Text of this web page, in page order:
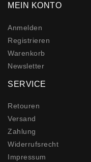
MEIN KONTO
Anmelden
Registrieren
Warenkorb
Newsletter
SERVICE
Retouren
Versand
Zahlung
Widerrufs­recht
Impressum